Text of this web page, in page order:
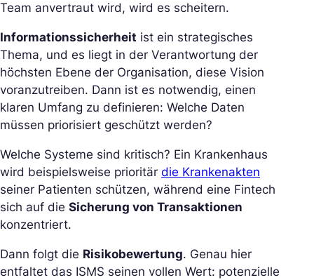
Team anvertraut wird, wird es scheitern.
Informationssicherheit ist ein strategisches
Thema, und es liegt in der Verantwortung der
höchsten Ebene der Organisation, diese Vision
voranzutreiben. Dann ist es notwendig, einen
klaren Umfang zu definieren: Welche Daten
müssen priorisiert geschützt werden?
Welche Systeme sind kritisch? Ein Krankenhaus
wird beispielsweise prioritär die Krankenakten
seiner Patienten schützen, während eine Fintech
sich auf die Sicherung von Transaktionen
konzentriert.
Dann folgt die Risikobewertung. Genau hier
entfaltet das ISMS seinen vollen Wert: potenzielle